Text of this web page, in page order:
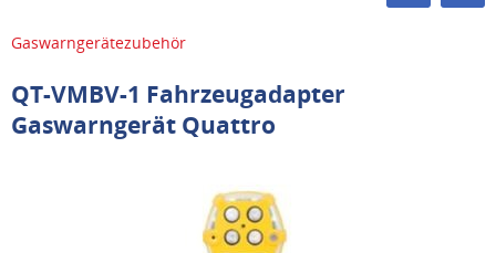
Gaswarngerätezubehör
QT-VMBV-1 Fahrzeugadapter
Gaswarngerät Quattro